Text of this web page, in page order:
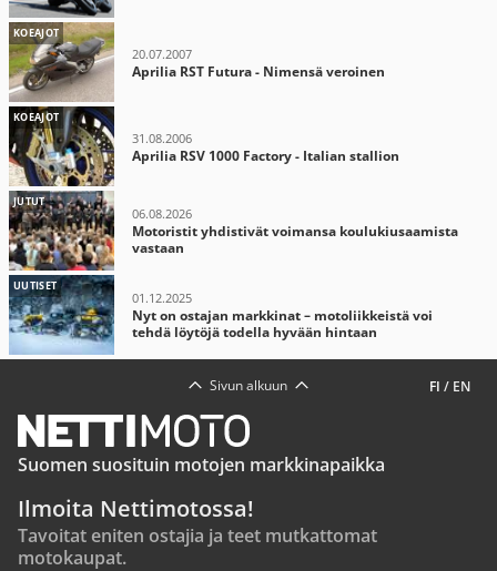
KOEAJOT
20.07.2007
Aprilia RST Futura - Nimensä veroinen
KOEAJOT
31.08.2006
Aprilia RSV 1000 Factory - Italian stallion
JUTUT
06.08.2026
Motoristit yhdistivät voimansa koulukiusaamista
vastaan
UUTISET
01.12.2025
Nyt on ostajan markkinat – motoliikkeistä voi
tehdä löytöjä todella hyvään hintaan
FI / EN
Sivun alkuun
Suomen suosituin motojen markkinapaikka
Ilmoita Nettimotossa!
Tavoitat eniten ostajia ja teet mutkattomat
motokaupat.